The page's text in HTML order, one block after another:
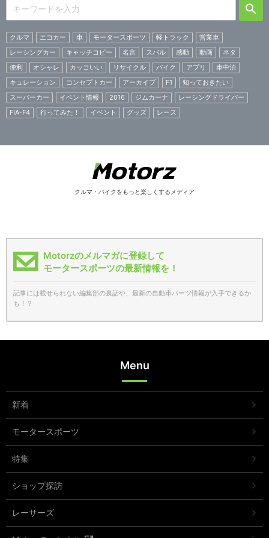
クルマ エコカー 車 モータースポーツ 軽トラック
営業車
レーシングカー
キャッチコピー 名言 スバル 感動 動画
ネタ
便利
オシャレ カッコいい リサイクル バイク アプリ
車中泊
キュレーション
コンセプトカー アーカイブ F1
知っておきたい
スーパーカー
イベント情報 2016 ジムカーナ
レーシングドライバー
FIA-F4
行ってみた！ イベント グッズ レース
クルマ・バイクをもっと楽しくするメディア
Motorzのメルマガに登録して
モータースポーツの最新情報を！
記事には載せられない編集部の裏話や、最新の自動車パーツ情報が入手できるか
も！？
Menu
新着
モータースポーツ
特集
ショップ探訪
レーサーズ